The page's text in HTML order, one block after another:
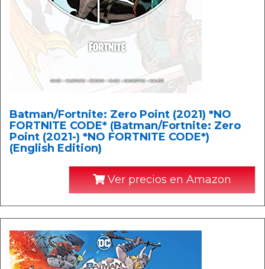
Batman/Fortnite: Zero Point (2021) *NO
FORTNITE CODE* (Batman/Fortnite: Zero
Point (2021-) *NO FORTNITE CODE*)
(English Edition)
Ver precios en Amazon